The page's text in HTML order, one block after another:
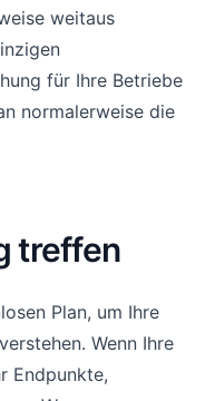
weitaus
für Ihre Betriebe
normalerweise die
treffen
Plan, um Ihre
Wenn Ihre
Endpunkte,